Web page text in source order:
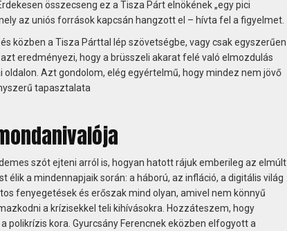
összecseng ez a Tisza Párt elnökének „egy pici
az uniós források kapcsán hangzott el – hívta fel a figyelmet.
közben a Tisza Párttal lép szövetségbe, vagy csak egyszerűen
eredményezi, hogy a brüsszeli akarat felé való elmozdulás
Azt gondolom, elég egyértelmű, hogy mindez nem jövő
tapasztalata
szót ejteni arról is, hogyan hatott rájuk emberileg az elmúlt
élik a mindennapjaik során: a háború, az infláció, a digitális világ
fenyegetések és erőszak mind olyan, amivel nem könnyű
a krízisekkel teli kihívásokra. Hozzáteszem, hogy
kora. Gyurcsány Ferencnek eközben elfogyott a